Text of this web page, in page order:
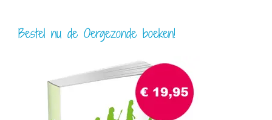
Bestel nu de Oergezonde boeken!